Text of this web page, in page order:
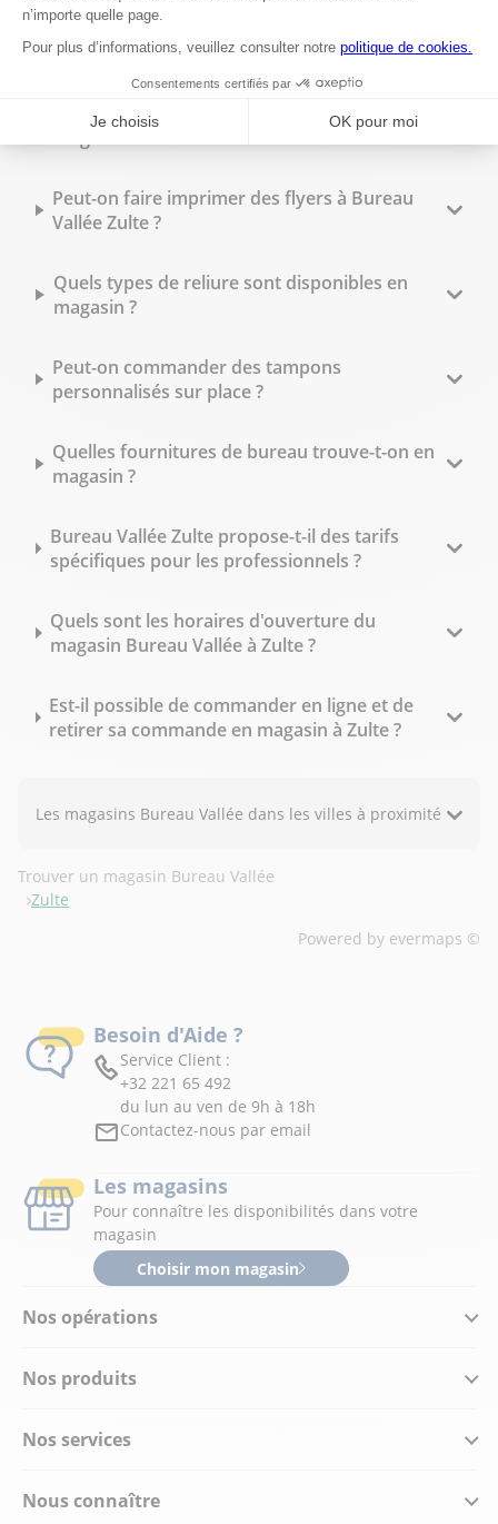
Proposez-vous un service d'impression à
Zulte ?
Est-il possible de faire des photocopies en
Peut-on faire imprimer des flyers à Bureau
Vallée Zulte ?
Quels types de reliure sont disponibles en
magasin ?
Peut-on commander des tampons
personnalisés sur place ?
Quelles fournitures de bureau trouve-t-on en
magasin ?
Bureau Vallée Zulte propose-t-il des tarifs
spécifiques pour les professionnels ?
Quels sont les horaires d'ouverture du
magasin Bureau Vallée à Zulte ?
Est-il possible de commander en ligne et de
retirer sa commande en magasin à Zulte ?
Les magasins Bureau Vallée dans les villes à proximité
Trouver un magasin Bureau Vallée
Zulte
Powered by evermaps ©
Nos opérations
Nos produits
Nos services
Nous connaître
Besoin d'Aide ?
Service Client :
+32 221 65 492
du lun au ven de 9h à 18h
Contactez-nous par email
Les magasins
Pour connaître les disponibilités dans votre
magasin
Choisir mon magasin